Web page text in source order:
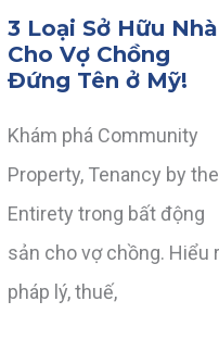
3 Loại Sở Hữu Nhà
Cho Vợ Chồng
Đứng Tên ở Mỹ!
Khám phá Community
Property, Tenancy by the
Entirety trong bất động
sản cho vợ chồng. Hiểu
pháp lý, thuế,